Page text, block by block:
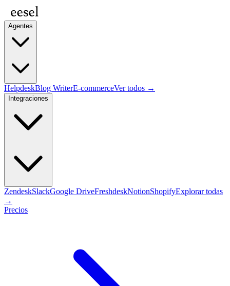
Agentes
HelpdeskBlog WriterE-commerceVer todos →
Integraciones
ZendeskSlackGoogle DriveFreshdeskNotionShopifyExplorar todas
→
Precios